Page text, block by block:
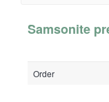
Samsonite
Order